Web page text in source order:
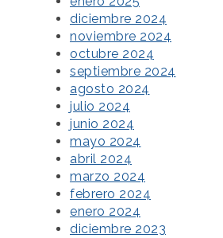
diciembre 2024
noviembre 2024
octubre 2024
septiembre 2024
agosto 2024
julio 2024
junio 2024
mayo 2024
abril 2024
marzo 2024
febrero 2024
enero 2024
diciembre 2023